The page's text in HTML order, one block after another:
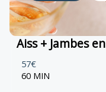
Aiss + Jambes
57€
60 MIN